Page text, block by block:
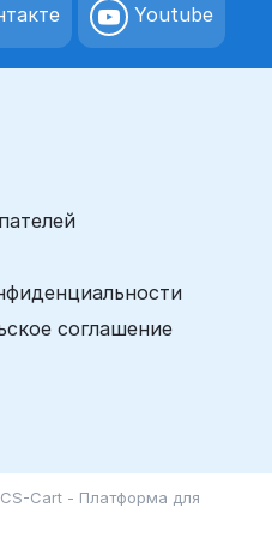
Youtube
соглашение
CS-Cart - Платформа для